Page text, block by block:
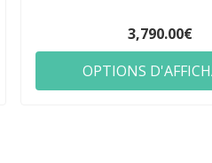
3,790.00€
OPTIONS